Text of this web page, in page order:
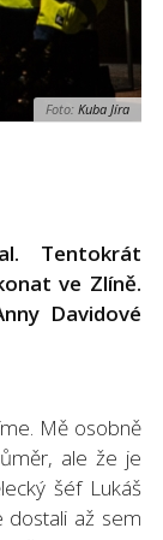
Foto: Kuba Jíra
Tentokrát
ve Zlíně.
Davidové
Mě osobně
ale že je
šéf Lukáš
dostali až sem